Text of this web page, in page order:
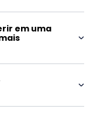
em uma